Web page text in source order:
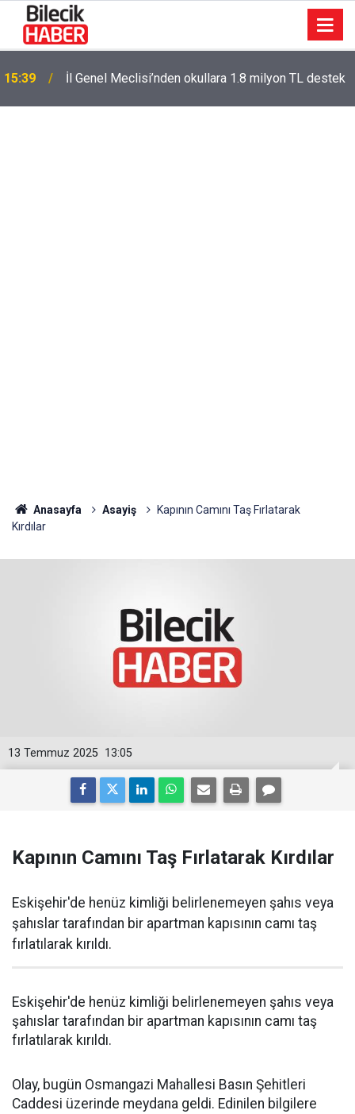
15:39 İl Genel Meclisi’nden okullara 1.8 milyon TL destek
Anasayfa Asayiş
Kapının Camını Taş Fırlatarak
Kırdılar
13:05
13 Temmuz 2025
Kapının Camını Taş Fırlatarak Kırdılar
Eskişehir'de henüz kimliği belirlenemeyen şahıs veya
şahıslar tarafından bir apartman kapısının camı taş
fırlatılarak kırıldı.
Eskişehir'de henüz kimliği belirlenemeyen şahıs veya
şahıslar tarafından bir apartman kapısının camı taş
fırlatılarak kırıldı.
Olay, bugün Osmangazi Mahallesi Basın Şehitleri
Caddesi üzerinde meydana geldi. Edinilen bilgilere